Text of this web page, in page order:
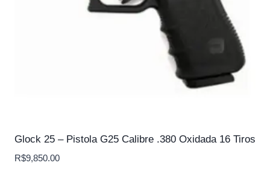
Glock 25 – Pistola G25 Calibre .380 Oxidada 16 Tiros
R$9,850.00